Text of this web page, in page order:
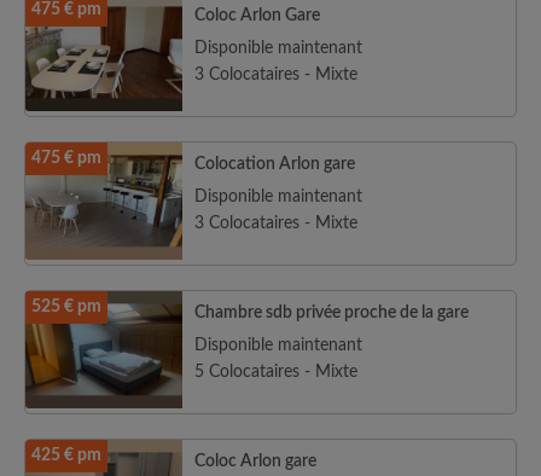
475 € pm
Coloc Arlon Gare
Disponible maintenant
3 Colocataires - Mixte
475 € pm
Colocation Arlon gare
Disponible maintenant
3 Colocataires - Mixte
525 € pm
Chambre sdb privée proche de la gare
Disponible maintenant
5 Colocataires - Mixte
425 € pm
Coloc Arlon gare